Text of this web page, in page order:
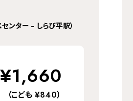
ンター – しらび平駅）
¥1,660
（こども¥840）